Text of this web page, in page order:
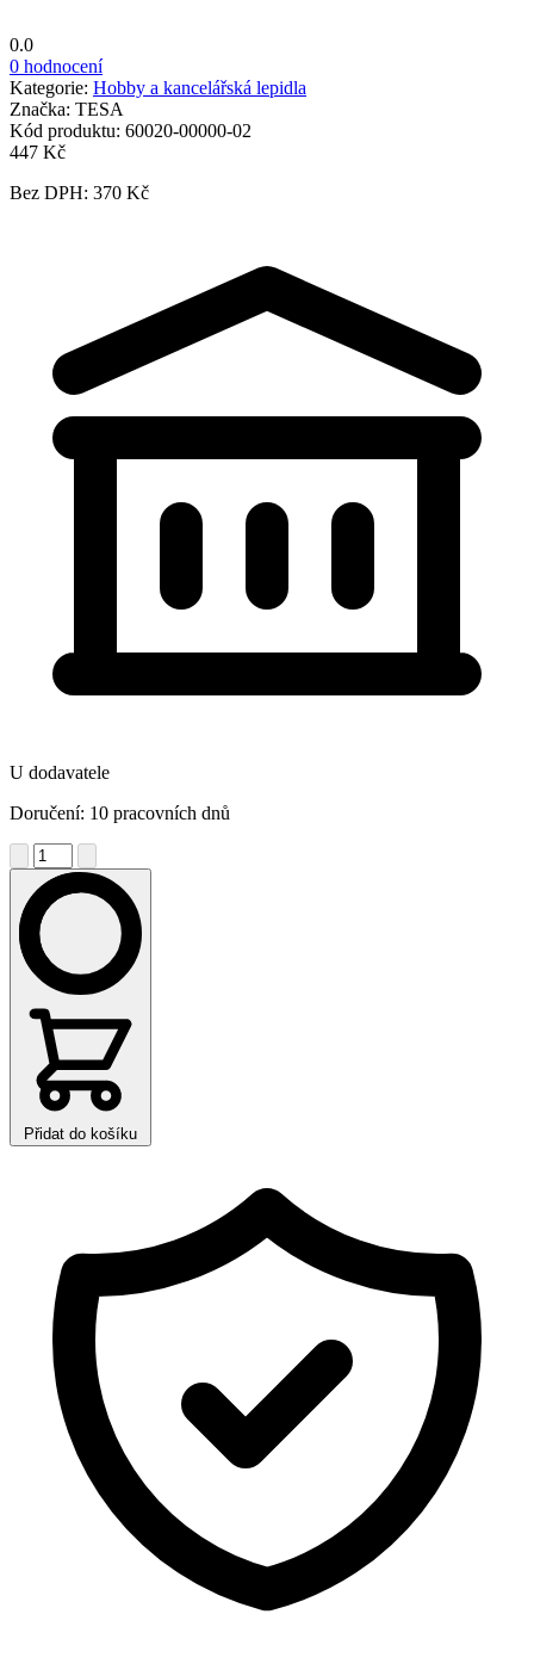
0.0
0 hodnocení
Kategorie: Hobby a kancelářská lepidla
Značka: TESA
Kód produktu: 60020-00000-02
447 Kč
Bez DPH: 370 Kč
U dodavatele
Doručení: 10 pracovních dnů
Přidat do košíku